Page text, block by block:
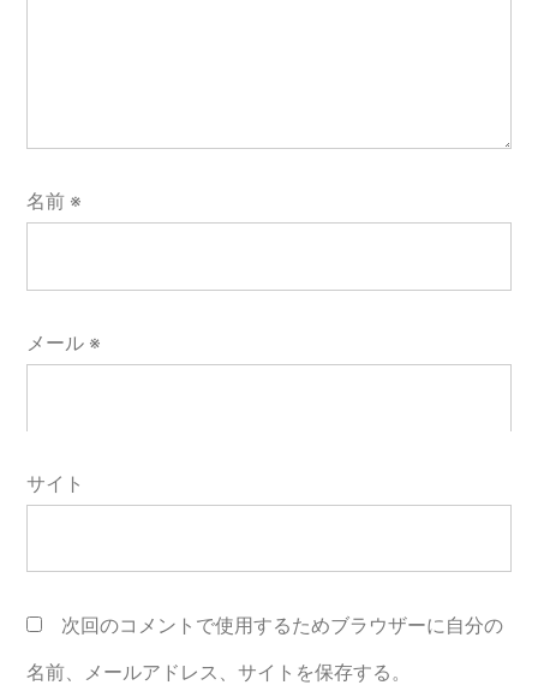
名前 ※
メール ※
サイト
次回のコメントで使用するためブラウザーに自分の
名前、メールアドレス、サイトを保存する。